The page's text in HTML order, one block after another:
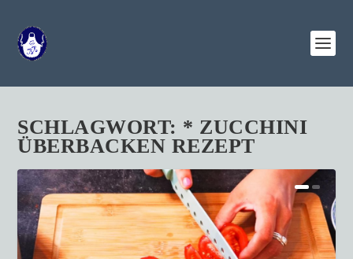
SCHLAGWORT: * ZUCCHINI
ÜBERBACKEN REZEPT